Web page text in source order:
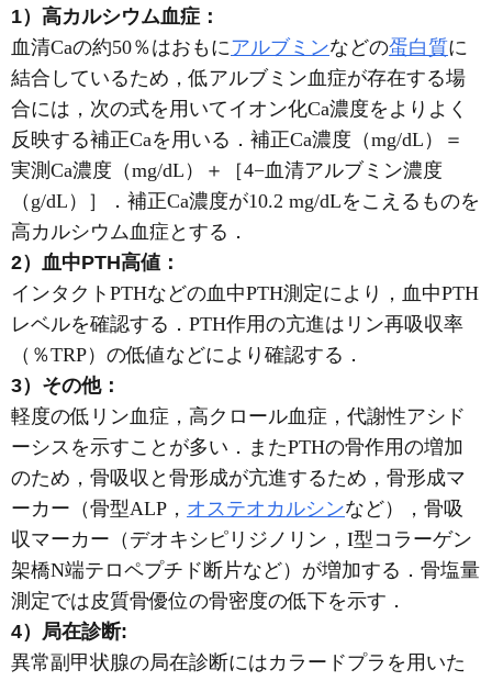
1）高カルシウム血症：
血清Caの約50％はおもにアルブミンなどの蛋白質に
結合しているため，低アルブミン血症が存在する場
合には，次の式を用いてイオン化Ca濃度をよりよく
反映する補正Caを用いる．補正Ca濃度（mg/dL）＝
実測Ca濃度（mg/dL）＋［4−血清アルブミン濃度
（g/dL）］．補正Ca濃度が10.2 mg/dLをこえるものを
高カルシウム血症とする．
2）血中PTH高値：
インタクトPTHなどの血中PTH測定により，血中PTH
レベルを確認する．PTH作用の亢進はリン再吸収率
（％TRP）の低値などにより確認する．
3）その他：
軽度の低リン血症，高クロール血症，代謝性アシド
ーシスを示すことが多い．またPTHの骨作用の増加
のため，骨吸収と骨形成が亢進するため，骨形成マ
ーカー（骨型ALP， オステオカルシンなど），骨吸
収マーカー（デオキシピリジノリン，I型コラーゲン
架橋N端テロペプチド断片など）が増加する．骨塩量
測定では皮質骨優位の骨密度の低下を示す．
4）局在診断:
異常副甲状腺の局在診断にはカラードプラを用いた